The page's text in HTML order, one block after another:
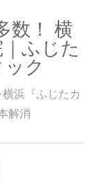
数！ 横
ふじた
ク
浜『ふじたカ
解消